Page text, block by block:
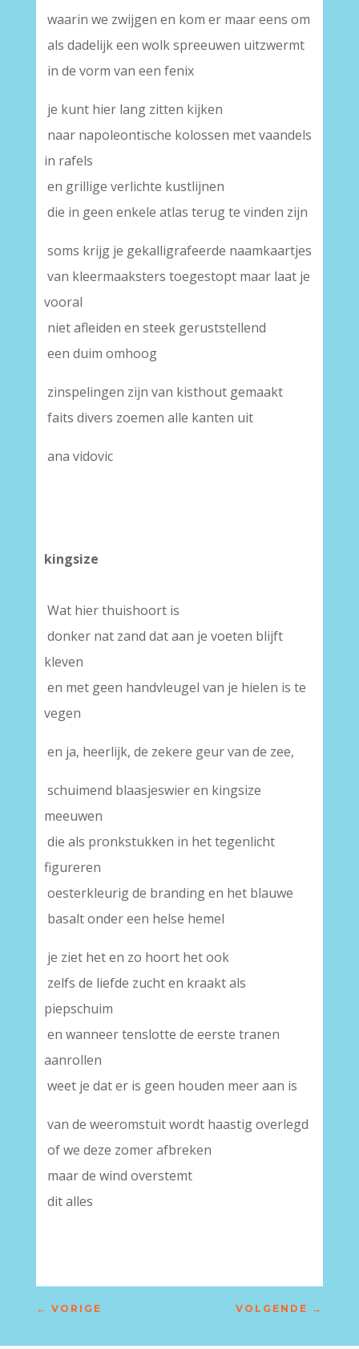
waarin we zwijgen en kom er maar eens om
als dadelijk een wolk spreeuwen uitzwermt
in de vorm van een fenix
je kunt hier lang zitten kijken
naar napoleontische kolossen met vaandels
in rafels
en grillige verlichte kustlijnen
die in geen enkele atlas terug te vinden zijn
soms krijg je gekalligrafeerde naamkaartjes
van kleermaaksters toegestopt maar laat je
vooral
niet afleiden en steek geruststellend
een duim omhoog
zinspelingen zijn van kisthout gemaakt
faits divers zoemen alle kanten uit
ana vidovic
kingsize
Wat hier thuishoort is
donker nat zand dat aan je voeten blijft
kleven
en met geen handvleugel van je hielen is te
vegen
en ja, heerlijk, de zekere geur van de zee,
schuimend blaasjeswier en kingsize
meeuwen
die als pronkstukken in het tegenlicht
figureren
oesterkleurig de branding en het blauwe
basalt onder een helse hemel
je ziet het en zo hoort het ook
zelfs de liefde zucht en kraakt als
piepschuim
en wanneer tenslotte de eerste tranen
aanrollen
weet je dat er is geen houden meer aan is
van de weeromstuit wordt haastig overlegd
of we deze zomer afbreken
maar de wind overstemt
dit alles
← VORIGE VOLGENDE →